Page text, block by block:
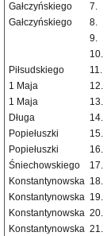
Gałczyńskiego
7.
Gałczyńskiego
8.
9.
10.
Piłsudskiego
11.
1 Maja
12.
1 Maja
13.
Długa
14.
Popiełuszki
15.
Popiełuszki
16.
Śniechowskiego
17.
Konstantynowska 18.
Konstantynowska 19.
Konstantynowska 20.
Konstantynowska 21.